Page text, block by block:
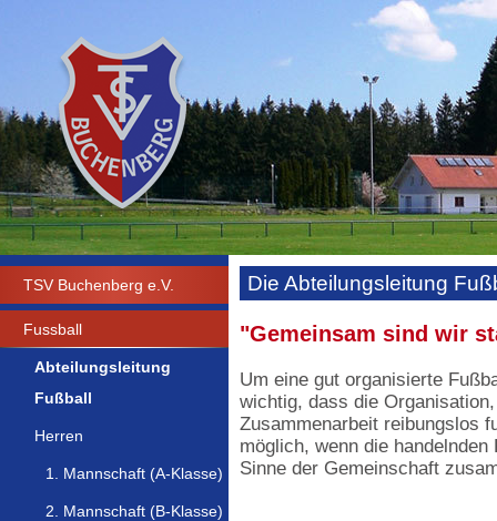
TSV Buchenberg e.V.
Fussball
Abteilungsleitung
Fußball
Herren
1. Mannschaft (A-Klasse)
2. Mannschaft (B-Klasse)
Die Abteilungsleitung
"Gemeinsam sind wir
Um eine gut organisierte
wichtig, dass die
Zusammenarbeit reibungslos
möglich, wenn die
Sinne der Gemeinschaft